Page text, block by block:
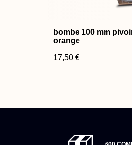
bombe 100 mm
orange
17,50 €